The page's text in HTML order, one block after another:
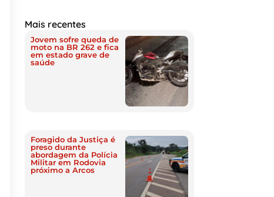
Mais recentes
Jovem sofre queda de
moto na BR 262 e fica
em estado grave de
saúde
Foragido da Justiça é
preso durante
abordagem da Polícia
Militar em Rodovia
próximo a Arcos